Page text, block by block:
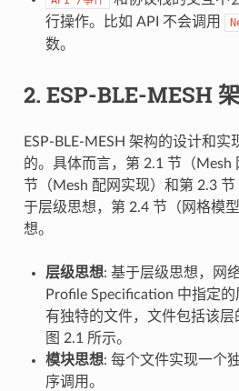
行操作。比如 API 不会调用
数。
2. ESP-BLE-MESH
ESP-BLE-MESH 架构的设计和
的。具体而言，第 2.1 节（Mesh
节（Mesh 配网实现）和第 2.3
于层级思想，第 2.4 节（网格模
想。
层级思想: 基于层级思想，网
Profile Specification 中指定
有独特的文件，文件包括该层
图 2.1 所示。
模块思想: 每个文件实现一个
序调用。